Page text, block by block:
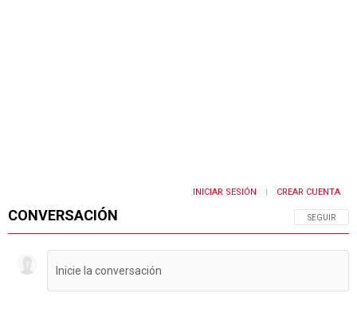
CONVERSACIÓN SIGA ESTA
SEGUIR
INICIAR SESIÓN CREAR CUENTA